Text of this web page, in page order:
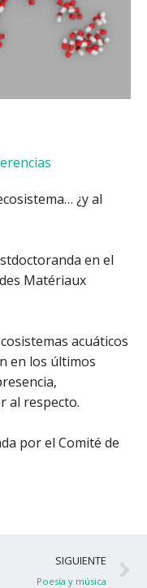
¿y al
en el
Matériaux
acuáticos
en los últimos
al respecto.
por el Comité de
SIGUIENTE
Poesía y música